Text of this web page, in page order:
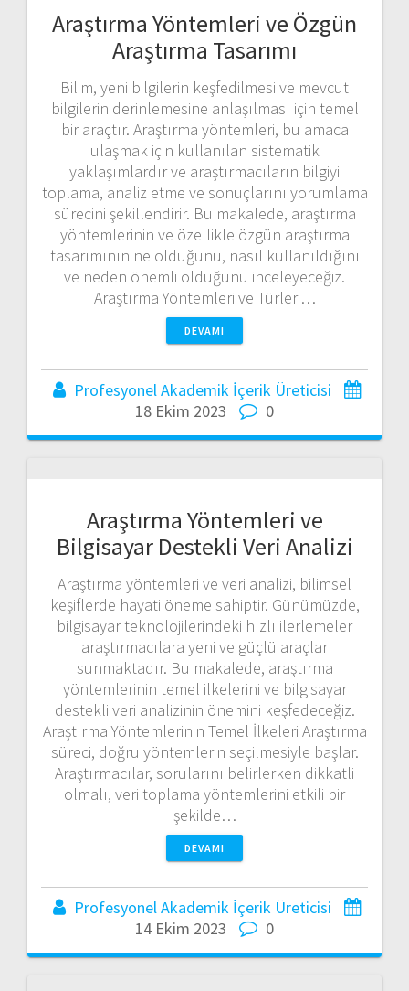
Araştırma Yöntemleri ve Özgün
Araştırma Tasarımı
Bilim, yeni bilgilerin keşfedilmesi ve mevcut
bilgilerin derinlemesine anlaşılması için temel
bir araçtır. Araştırma yöntemleri, bu amaca
ulaşmak için kullanılan sistematik
yaklaşımlardır ve araştırmacıların bilgiyi
toplama, analiz etme ve sonuçlarını yorumlama
sürecini şekillendirir. Bu makalede, araştırma
yöntemlerinin ve özellikle özgün araştırma
tasarımının ne olduğunu, nasıl kullanıldığını
ve neden önemli olduğunu inceleyeceğiz.
Araştırma Yöntemleri ve Türleri…
DEVAMI
Profesyonel Akademik İçerik Üreticisi
18 Ekim 2023
0
Araştırma Yöntemleri ve
Bilgisayar Destekli Veri Analizi
Araştırma yöntemleri ve veri analizi, bilimsel
keşiflerde hayati öneme sahiptir. Günümüzde,
bilgisayar teknolojilerindeki hızlı ilerlemeler
araştırmacılara yeni ve güçlü araçlar
sunmaktadır. Bu makalede, araştırma
yöntemlerinin temel ilkelerini ve bilgisayar
destekli veri analizinin önemini keşfedeceğiz.
Araştırma Yöntemlerinin Temel İlkeleri Araştırma
süreci, doğru yöntemlerin seçilmesiyle başlar.
Araştırmacılar, sorularını belirlerken dikkatli
olmalı, veri toplama yöntemlerini etkili bir
şekilde…
DEVAMI
Profesyonel Akademik İçerik Üreticisi
14 Ekim 2023
0